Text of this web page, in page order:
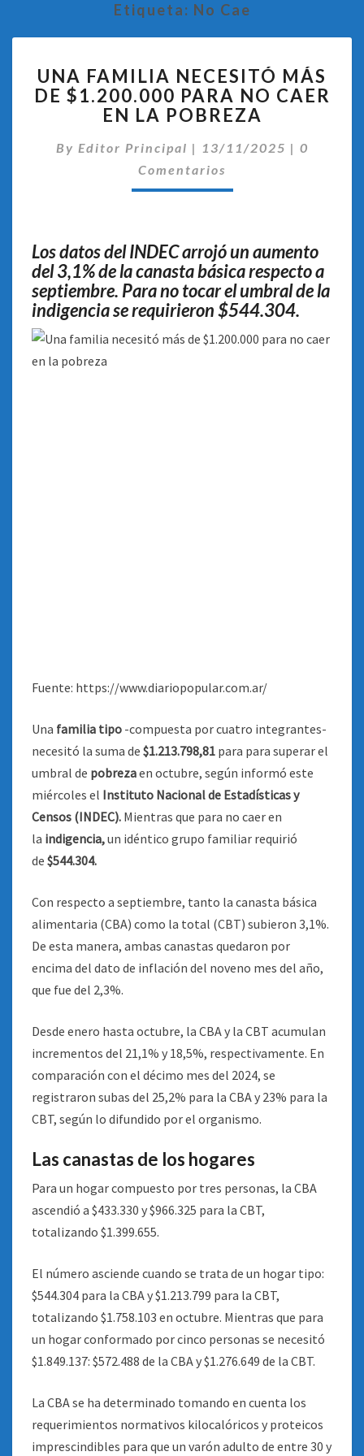
Etiqueta: No Cae
FAMILIA
NECESITÓ
MÁS
$1.200.000
PARA
POBREZA
UNA FAMILIA NECESITÓ MÁS
DE $1.200.000 PARA NO CAER
EN LA POBREZA
By Editor Principal | 13/11/2025 | 0
Comentarios
Los datos del INDEC arrojó un aumento
del 3,1% de la canasta básica respecto a
septiembre. Para no tocar el umbral de la
indigencia se requirieron $544.304.
Fuente: https://www.diariopopular.com.ar/
Una familia tipo -compuesta por cuatro integrantes-
necesitó la suma de $1.213.798,81 para para superar el
umbral de pobrezaen octubre, según informó este
miércoles el Instituto Nacional de Estadísticas y
Censos (INDEC). Mientras que para no caer en
la indigencia,un idéntico grupo familiar requirió
de $544.304.
Con respecto a septiembre, tanto la canasta básica
alimentaria (CBA) como la total (CBT) subieron 3,1%.
De esta manera, ambas canastas quedaron por
encima del dato de inflación del noveno mes del año,
que fue del 2,3%.
Desde enero hasta octubre, la CBA y la CBT acumulan
incrementos del 21,1% y 18,5%, respectivamente. En
comparación con el décimo mes del 2024, se
registraron subas del 25,2% para la CBA y 23% para la
CBT, según lo difundido por el organismo.
Las canastas de los hogares
Para un hogar compuesto por tres personas, la CBA
ascendió a $433.330 y $966.325 para la CBT,
totalizando $1.399.655.
El número asciende cuando se trata de un hogar tipo:
$544.304 para la CBA y $1.213.799 para la CBT,
totalizando $1.758.103 en octubre. Mientras que para
un hogar conformado por cinco personas se necesitó
$1.849.137: $572.488 de la CBA y $1.276.649 de la CBT.
La CBA se ha determinado tomando en cuenta los
requerimientos normativos kilocalóricos y proteicos
imprescindibles para que un varón adulto de entre 30 y